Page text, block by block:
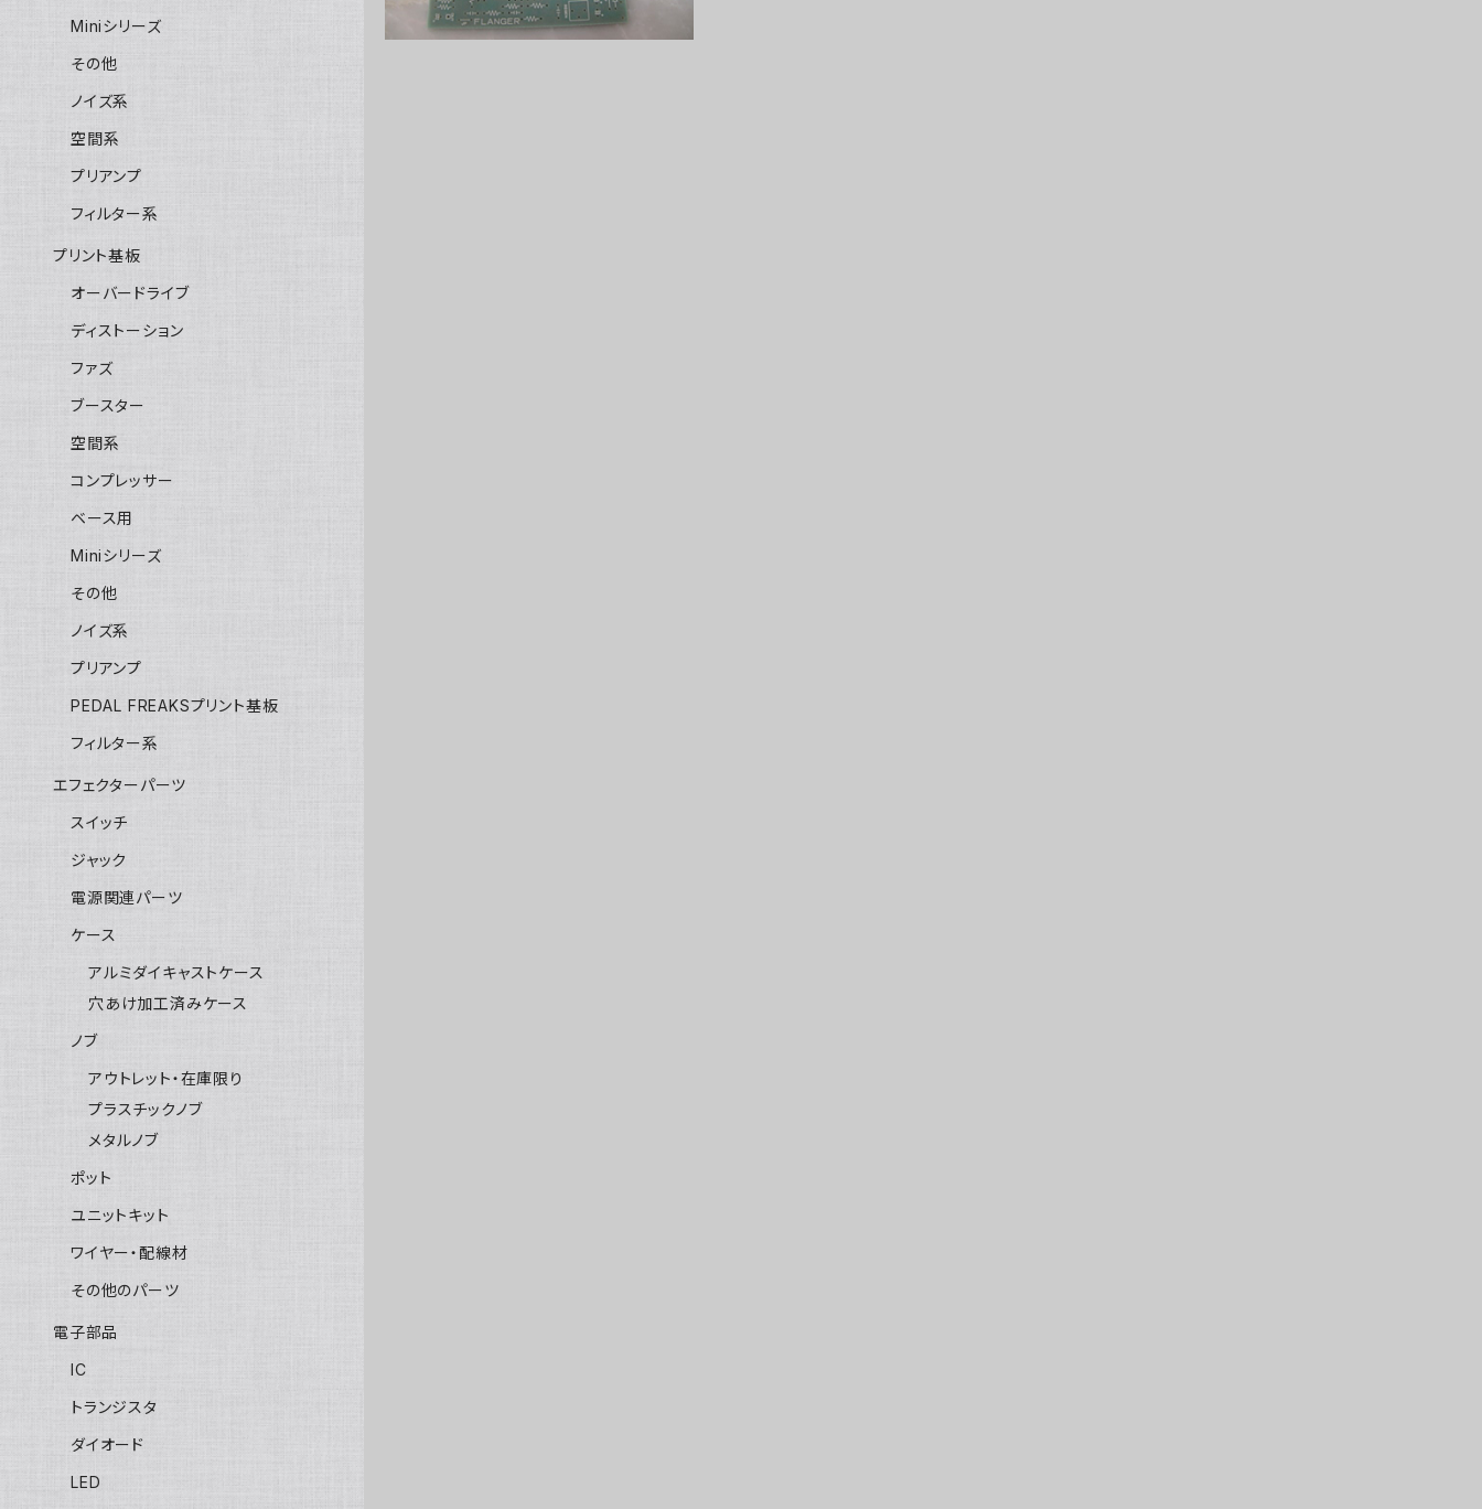
Miniシリーズ
その他
ノイズ系
空間系
プリアンプ
フィルター系
プリント基板
オーバードライブ
ディストーション
ファズ
ブースター
空間系
コンプレッサー
ベース用
Miniシリーズ
その他
ノイズ系
プリアンプ
PEDAL FREAKSプリント基板
フィルター系
エフェクターパーツ
スイッチ
ジャック
電源関連パーツ
ケース
アルミダイキャストケース
穴あけ加工済みケース
ノブ
アウトレット・在庫限り
プラスチックノブ
メタルノブ
ポット
ユニットキット
ワイヤー・配線材
その他のパーツ
電子部品
IC
トランジスタ
ダイオード
LED